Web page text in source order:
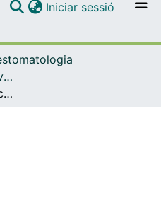
per tot el DD
publicar
Iniciar sessió (current)
Articles publicats en revistes (Odontoestomatologia)
Posibilidades diagnósticas de la Tomografía por Emisión de Positrones (PET): Aplicaciones en la patología oncológica bucal y maxilofacial